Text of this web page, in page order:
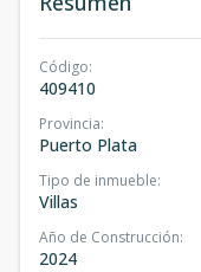
Código:
409410
Provincia:
Puerto Plata
Tipo de inmueble:
Villas
Año de Construcción:
2024